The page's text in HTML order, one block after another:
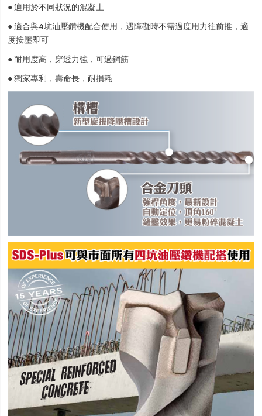
● 適用於不同狀況的混凝土
● 適合與4坑油壓鑽機配合使用，遇障礙時不需過度用力往前推，適
度按壓即可
● 耐用度高，穿透力強，可過鋼筋
● 獨家專利，壽命長，耐損耗